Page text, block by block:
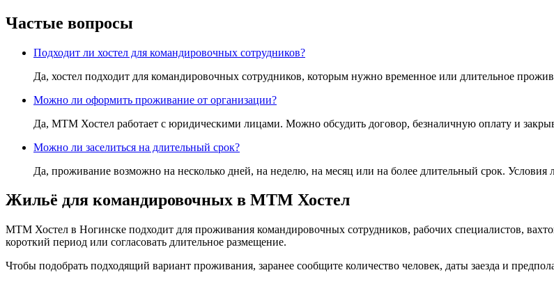
Частые вопросы
Подходит ли хостел для командировочных сотрудников?
Да, хостел подходит для командировочных сотрудников, которым нужно временное или длительное
Можно ли оформить проживание от организации?
Да, МТМ Хостел работает с юридическими лицами. Можно обсудить договор, безналичную оплату и
Можно ли заселиться на длительный срок?
Да, проживание возможно на несколько дней, на неделю, на месяц или на более длительный срок. Условия
Жильё для командировочных в МТМ Хостел
МТМ Хостел в Ногинске подходит для проживания командировочных сотрудников, рабочих специалистов,
короткий период или согласовать длительное размещение.
Чтобы подобрать подходящий вариант проживания, заранее сообщите количество человек, даты заезда и